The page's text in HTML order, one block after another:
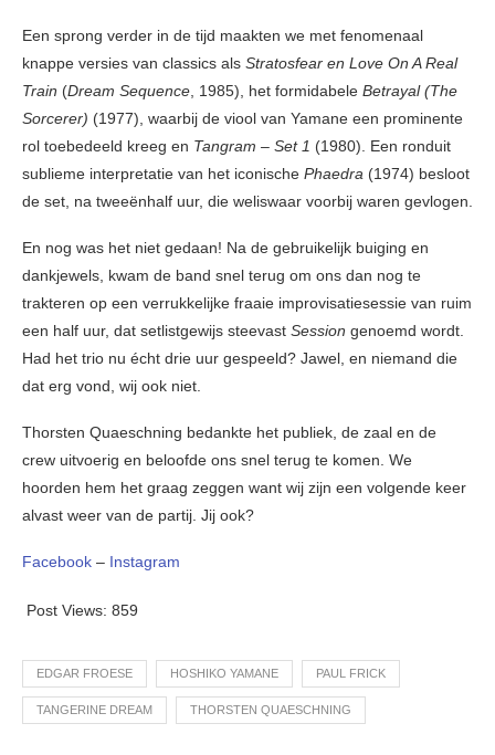
Een sprong verder in de tijd maakten we met fenomenaal
knappe versies van classics als Stratosfear en Love On A Real
Train (Dream Sequence, 1985), het formidabele Betrayal (The
Sorcerer) (1977), waarbij de viool van Yamane een prominente
rol toebedeeld kreeg en Tangram – Set 1 (1980). Een ronduit
sublieme interpretatie van het iconische Phaedra (1974) besloot
de set, na tweeënhalf uur, die weliswaar voorbij waren gevlogen.
En nog was het niet gedaan! Na de gebruikelijk buiging en
dankjewels, kwam de band snel terug om ons dan nog te
trakteren op een verrukkelijke fraaie improvisatiesessie van ruim
een half uur, dat setlistgewijs steevast Session genoemd wordt.
Had het trio nu écht drie uur gespeeld? Jawel, en niemand die
dat erg vond, wij ook niet.
Thorsten Quaeschning bedankte het publiek, de zaal en de
crew uitvoerig en beloofde ons snel terug te komen. We
hoorden hem het graag zeggen want wij zijn een volgende keer
alvast weer van de partij. Jij ook?
Facebook – Instagram
Post Views: 859
EDGAR FROESE HOSHIKO YAMANE PAUL FRICK
TANGERINE DREAM THORSTEN QUAESCHNING